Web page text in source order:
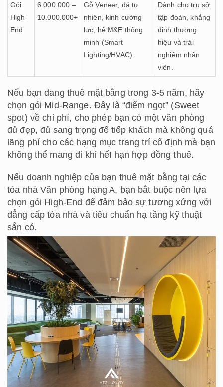
Gói
High-
End
6.000.000 –
10.000.000+
Gỗ Veneer, đá tự
nhiên, kính cường
lực, hệ M&E thông
minh (Smart
Lighting/HVAC).
Dành cho trụ sở
tập đoàn, khẳng
định thương
hiệu và trải
nghiệm nhân
viên.
Nếu bạn đang thuê mặt bằng trong 3-5 năm, hãy
chọn gói Mid-Range. Đây là “điểm ngọt” (Sweet
spot) về chi phí, cho phép bạn có một văn phòng
đủ đẹp, đủ sang trọng để tiếp khách mà không quá
lãng phí cho các hạng mục trang trí cố định mà bạn
không thể mang đi khi hết hạn hợp đồng thuê.
Nếu doanh nghiệp của bạn thuê mặt bằng tại các
tòa nhà Văn phòng hạng A, bạn bắt buộc nên lựa
chọn gói High-End để đảm bảo sự tương xứng với
đẳng cấp tòa nhà và tiêu chuẩn hạ tầng kỹ thuật
sẵn có.